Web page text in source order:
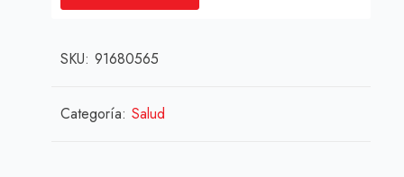
era:
50,00 €.
SKU:91680565
Categoría:Salud